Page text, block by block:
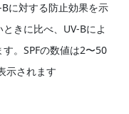
に対する防止効果を示
きに比べ、UV-Bによ
。SPFの数値は2〜50
示されます